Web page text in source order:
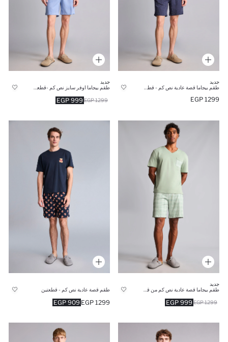
جديد
طقم بيجاما قصة عادية نص كم - قطعتين
1299 EGP
جديد
طقم بيجاما اوفر سايز نص كم -قطعتين
999 EGP 1299 EGP
جديد
999 EGP 1299 EGP
طقم قصة عادية نص كم - قطعتين
909 EGP 1299 EGP